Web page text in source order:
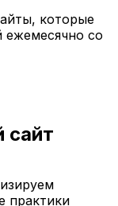
которые
ежемесячно со
сайт
практики